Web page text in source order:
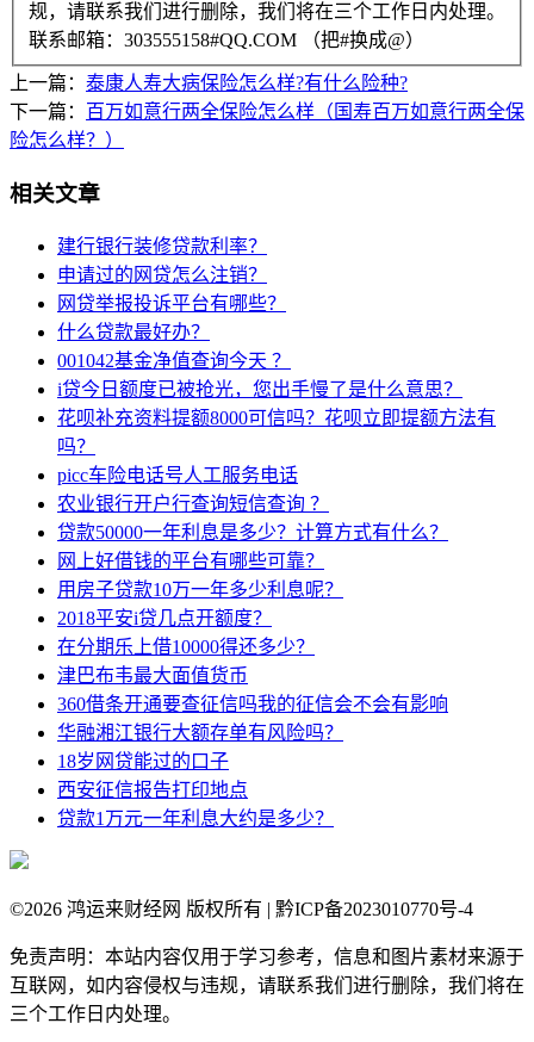
规，请联系我们进行删除，我们将在三个工作日内处理。
联系邮箱：303555158#QQ.COM （把#换成@）
上一篇： 泰康人寿大病保险怎么样?有什么险种?
下一篇：
百万如意行两全保险怎么样（国寿百万如意行两全保
险怎么样？）
相关文章
建行银行装修贷款利率？
申请过的网贷怎么注销？
网贷举报投诉平台有哪些？
什么贷款最好办？
001042基金净值查询今天 ？
i贷今日额度已被抢光，您出手慢了是什么意思？
花呗补充资料提额8000可信吗？花呗立即提额方法有
吗？
picc车险电话号人工服务电话
农业银行开户行查询短信查询 ？
贷款50000一年利息是多少？计算方式有什么？
网上好借钱的平台有哪些可靠？
用房子贷款10万一年多少利息呢？
2018平安i贷几点开额度？
在分期乐上借10000得还多少？
津巴布韦最大面值货币
360借条开通要查征信吗我的征信会不会有影响
华融湘江银行大额存单有风险吗？
18岁网贷能过的口子
西安征信报告打印地点
贷款1万元一年利息大约是多少？
©2026 鸿运来财经网 版权所有 | 黔ICP备2023010770号-4
免责声明：本站内容仅用于学习参考，信息和图片素材来源于
互联网，如内容侵权与违规，请联系我们进行删除，我们将在
三个工作日内处理。